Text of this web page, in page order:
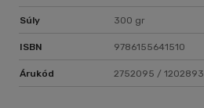
Súly 300 gr
ISBN 9786155641510
Árukód 2752095 / 1202893